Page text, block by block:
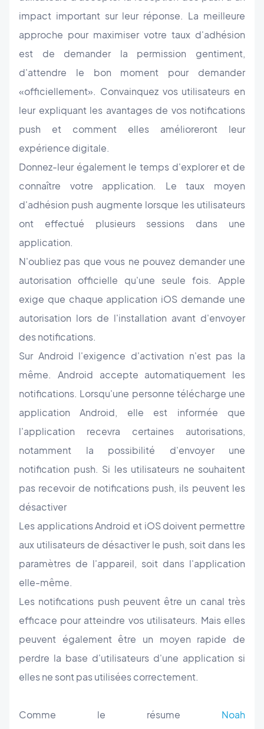
impact important sur leur réponse. La meilleure
approche pour maximiser votre taux d'adhésion
est de demander la permission gentiment,
d'attendre le bon moment pour demander
«officiellement». Convainquez vos utilisateurs en
leur expliquant les avantages de vos notifications
push et comment elles amélioreront leur
expérience digitale.
Donnez-leur également le temps d'explorer et de
connaître votre application. Le taux moyen
d'adhésion push augmente lorsque les utilisateurs
ont effectué plusieurs sessions dans une
application.
N'oubliez pas que vous ne pouvez demander une
autorisation officielle qu'une seule fois. Apple
exige que chaque application iOS demande une
autorisation lors de l'installation avant d'envoyer
des notifications.
Sur Android l'exigence d'activation n'est pas la
même. Android accepte automatiquement les
notifications. Lorsqu'une personne télécharge une
application Android, elle est informée que
l'application recevra certaines autorisations,
notamment la possibilité d'envoyer une
notification push. Si les utilisateurs ne souhaitent
pas recevoir de notifications push, ils peuvent les
désactiver
Les applications Android et iOS doivent permettre
aux utilisateurs de désactiver le push, soit dans les
paramètres de l'appareil, soit dans l'application
elle-même.
Les notifications push peuvent être un canal très
efficace pour atteindre vos utilisateurs. Mais elles
peuvent également être un moyen rapide de
perdre la base d'utilisateurs d'une application si
elles ne sont pas utilisées correctement.
Comme le résume Noah